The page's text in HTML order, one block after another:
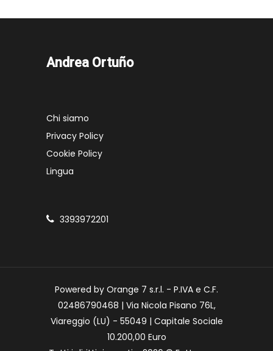
Andrea Ortuño
Chi siamo
Privacy Policy
Cookie Policy
Lingua
3393972201
Powered by Orange 7 s.r.l. - P.IVA e C.F.
02486790468 | Via Nicola Pisano 76L,
Viareggio (LU) - 55049 | Capitale Sociale
10.200,00 Euro